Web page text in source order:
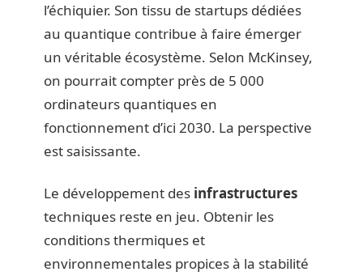
l’échiquier. Son tissu de startups dédiées
au quantique contribue à faire émerger
un véritable écosystème. Selon McKinsey,
on pourrait compter près de 5 000
ordinateurs quantiques en
fonctionnement d’ici 2030. La perspective
est saisissante.
Le développement des infrastructures
techniques reste en jeu. Obtenir les
conditions thermiques et
environnementales propices à la stabilité